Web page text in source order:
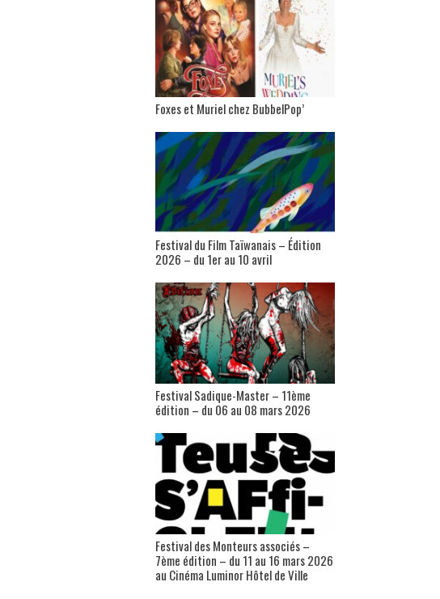
Foxes et Muriel chez BubbelPop’
Festival du Film Taïwanais – Édition
2026 – du 1er au 10 avril
Festival Sadique-Master – 11ème
édition – du 06 au 08 mars 2026
Festival des Monteurs associés –
7ème édition – du 11 au 16 mars 2026
au Cinéma Luminor Hôtel de Ville